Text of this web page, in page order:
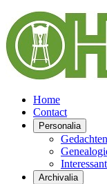
Home
Contact
Personalia
Archivalia